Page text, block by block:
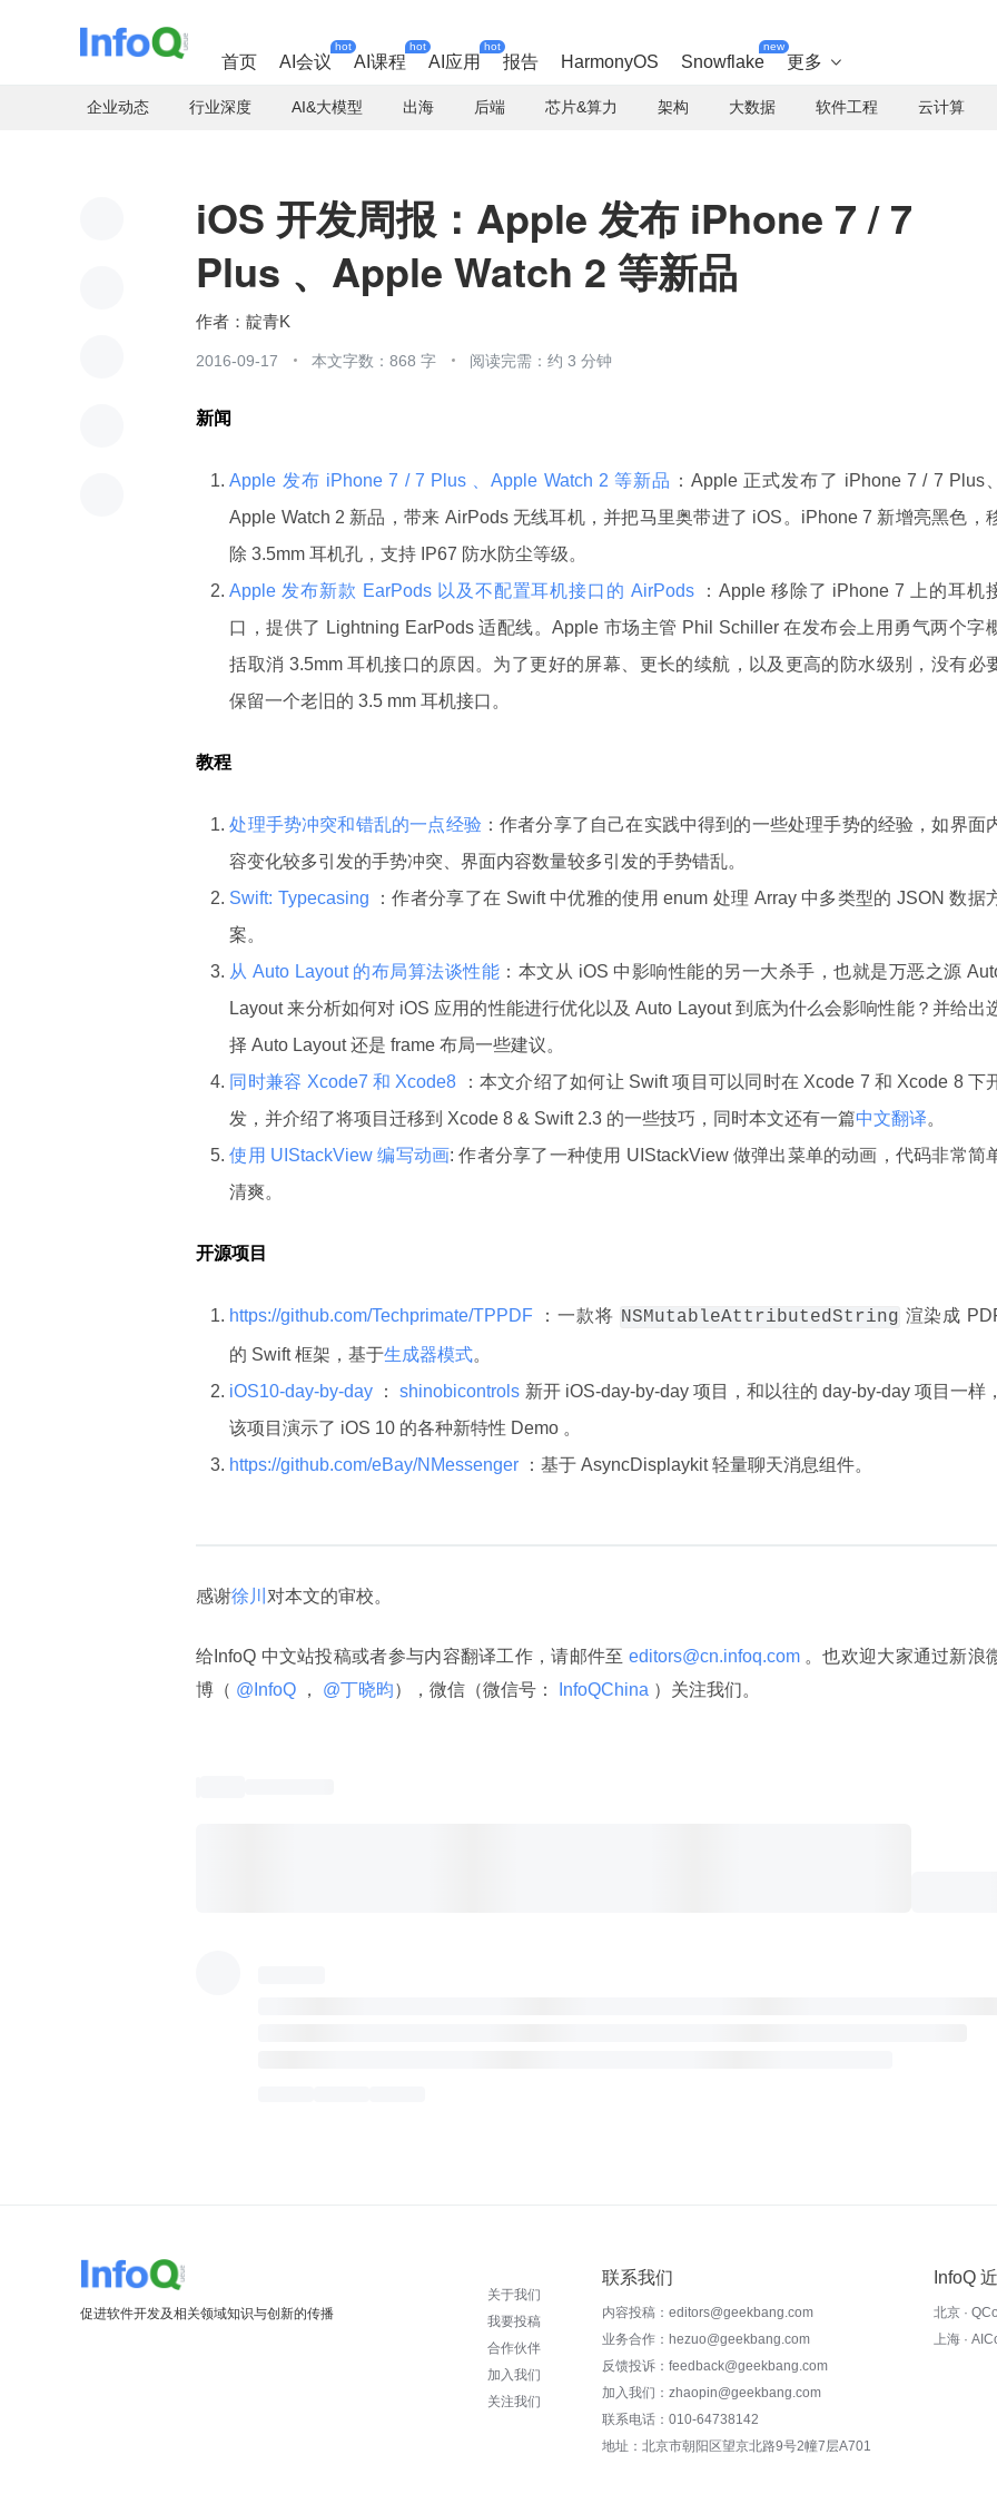
首页 AI会议
hot
AI课程
hot
AI应用
hot
报告 HarmonyOS Snowflake
new
更多 
企业动态 行业深度 AI&大模型 出海 后端 芯片&算力 架构 大数据 软件工程 云计算
iOS 开发周报：Apple 发布 iPhone 7 / 7
Plus 、Apple Watch 2 等新品
靛青K
2016-09-17 本文字数：868 字 阅读完需：约 3 分钟
新闻
Apple 发布 iPhone 7 / 7 Plus 、Apple Watch 2 等新品 ：Apple 正式发布了 iPhone 7 / 7 Plus
Apple Watch 2 新品，带来 AirPods 无线耳机，并把马里奥带进了 iOS。iPhone 7 新增亮黑色，
除 3.5mm 耳机孔，支持 IP67 防水防尘等级。
Apple 发布新款 EarPods 以及不配置耳机接口的 AirPods
：Apple 移除了 iPhone 7 上的耳机
口，提供了 Lightning EarPods 适配线。Apple 市场主管 Phil Schiller 在发布会上用勇气两个字
括取消 3.5mm 耳机接口的原因。为了更好的屏幕、更长的续航，以及更高的防水级别，没有必
保留一个老旧的 3.5 mm 耳机接口。
教程
处理手势冲突和错乱的一点经验 ：作者分享了自己在实践中得到的一些处理手势的经验，如界面
容变化较多引发的手势冲突、界面内容数量较多引发的手势错乱。
Swift: Typecasing
：作者分享了在 Swift 中优雅的使用 enum 处理 Array 中多类型的 JSON 数据
案。
从 Auto Layout 的布局算法谈性能 ：本文从 iOS 中影响性能的另一大杀手，也就是万恶之源
Layout 来分析如何对 iOS 应用的性能进行优化以及 Auto Layout 到底为什么会影响性能？并给出
择 Auto Layout 还是 frame 布局一些建议。
同时兼容 Xcode7 和 Xcode8
：本文介绍了如何让 Swift 项目可以同时在 Xcode 7 和 Xcode 8 下
发，并介绍了将项目迁移到 Xcode 8 & Swift 2.3 的一些技巧，同时本文还有一篇中文翻译。
使用 UIStackView 编写动画: 作者分享了一种使用 UIStackView 做弹出菜单的动画，代码非常简
清爽。
开源项目
https://github.com/Techprimate/TPPDF ：一款将 NSMutableAttributedString 渲染成
的 Swift 框架，基于生成器模式。
iOS10-day-by-day
： shinobicontrols 新开 iOS-day-by-day 项目，和以往的 day-by-day 项目一样
该项目演示了 iOS 10 的各种新特性 Demo 。
https://github.com/eBay/NMessenger
：基于 AsyncDisplaykit 轻量聊天消息组件。
感谢徐川 对本文的审校。
给InfoQ 中文站投稿或者参与内容翻译工作，请邮件至 editors@cn.infoq.com 。也欢迎大家通过新浪
博（ @InfoQ ， @丁晓昀），微信（微信号： InfoQChina ）关注我们。
促进软件开发及相关领域知识与创新的传播
关于我们
我要投稿
合作伙伴
加入我们
关注我们
联系我们
内容投稿：editors@geekbang.com
业务合作：hezuo@geekbang.com
反馈投诉：feedback@geekbang.com
加入我们：zhaopin@geekbang.com
联系电话：010-64738142
地址：北京市朝阳区望京北路9号2幢7层A701
InfoQ
北京 ·
上海 ·